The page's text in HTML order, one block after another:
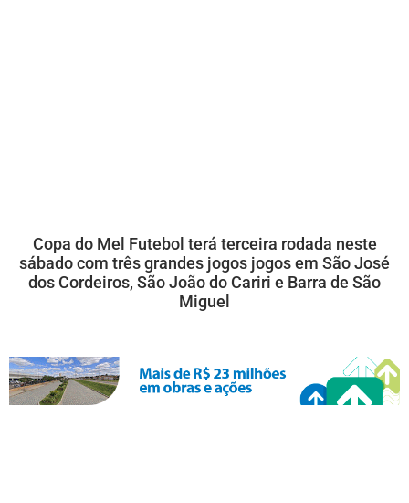
Copa do Mel Futebol terá terceira rodada neste
sábado com três grandes jogos jogos em São José
dos Cordeiros, São João do Cariri e Barra de São
Miguel